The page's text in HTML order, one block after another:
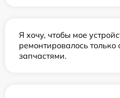
Я хочу, чтобы мое
ремонтировалось
запчастями.